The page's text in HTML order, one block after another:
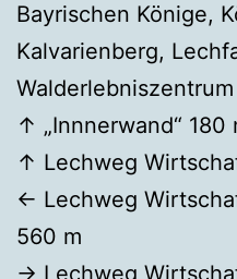
Bayrischen Könige,
Kalvarienberg,
↑ „Innnerwand“ 180
↑ Lechweg
← Lechweg
560 m